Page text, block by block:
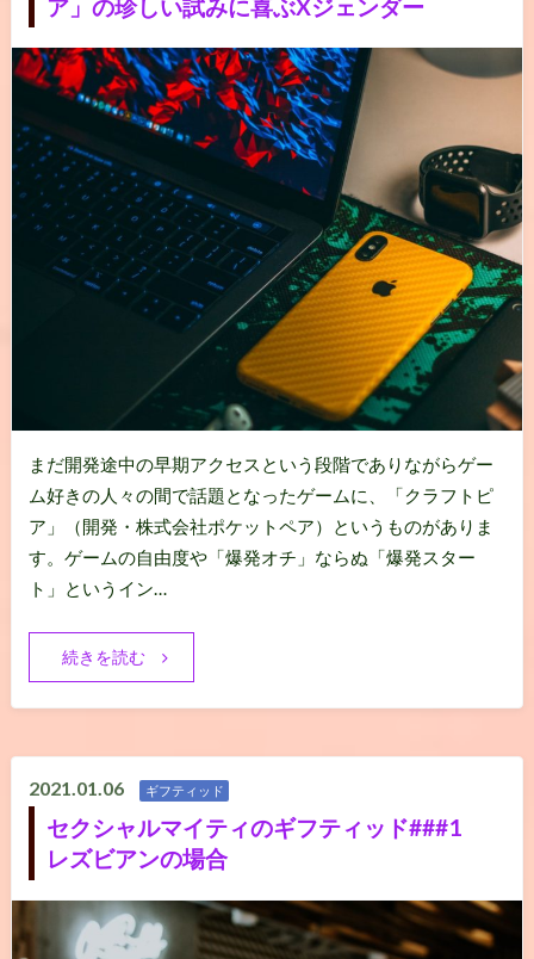
ア」の珍しい試みに喜ぶXジェンダー
まだ開発途中の早期アクセスという段階でありながらゲー
ム好きの人々の間で話題となったゲームに、「クラフトピ
ア」（開発・株式会社ポケットペア）というものがありま
す。ゲームの自由度や「爆発オチ」ならぬ「爆発スター
ト」というイン…
続きを読む
2021.01.06 ギフティッド
セクシャルマイティのギフティッド###1
レズビアンの場合